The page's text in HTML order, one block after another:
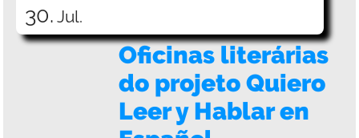
30. Jul.
Oficinas literárias
do projeto Quiero
Leer y Hablar en